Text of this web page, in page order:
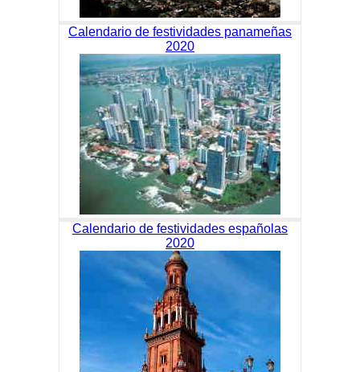
Calendario de festividades panameñas
2020
Calendario de festividades españolas
2020